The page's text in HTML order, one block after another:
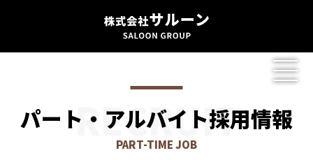
パート・アルバイト採用情報
PART-TIME JOB
RECRUIT